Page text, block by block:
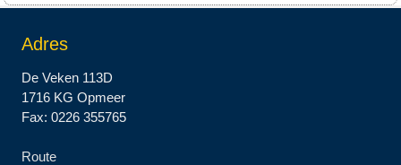
Adres
De Veken 113D
1716 KG Opmeer
Fax: 0226 355765
Route